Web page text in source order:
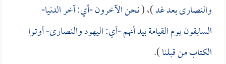
والنصارى بعد غد)، (نحن الآخرون -أي: آخر الدنيا-
السابقون يوم القيامة بيد أنهم -أي: اليهود والنصارى- أوتوا
الكتاب من قبلنا).